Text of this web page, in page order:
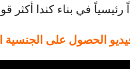
في بناء كندا أكثر
الحصول على الجنسية